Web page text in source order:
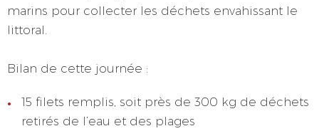
marins pour collecter les déchets envahissant le
littoral.
Bilan de cette journée :
15 filets remplis, soit près de 300 kg de déchets
retirés de l’eau et des plages